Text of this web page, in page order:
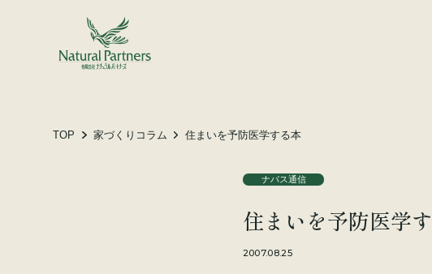
TOP 家づくりコラム 住まいを予防医学する本
ナパス通信
住まいを予防医学
2007.08.25
会社概要
スタッフ紹介